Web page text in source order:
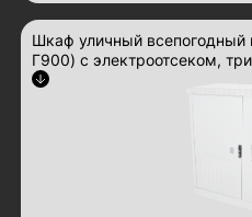
Шкаф уличный
Г900) с электроотсеком,
развернуть описание
Арт.: ШТВ-2-18.10.9-43А3